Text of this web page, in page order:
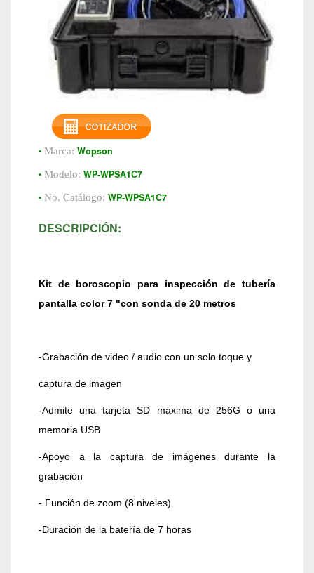
• Marca: Wopson
• Modelo: WP-WPSA1C7
• No. Catálogo: WP-WPSA1C7
DESCRIPCIÓN:
Kit de boroscopio para inspección de tubería
pantalla color 7 "con sonda de 20 metros
-Grabación de video / audio con un solo toque y
captura de imagen
-Admite una tarjeta SD máxima de 256G o una
memoria USB
-Apoyo a la captura de imágenes durante la
grabación
- Función de zoom (8 niveles)
-Duración de la batería de 7 horas